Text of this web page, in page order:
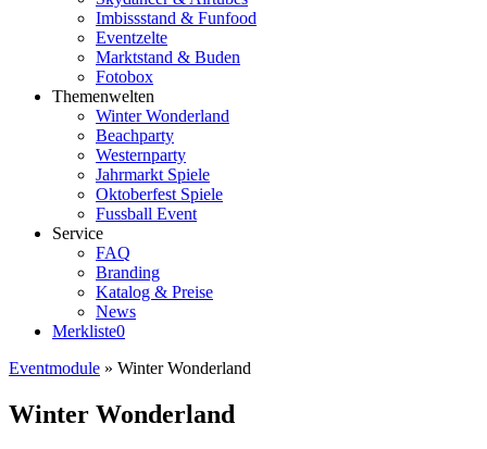
Imbissstand & Funfood
Eventzelte
Marktstand & Buden
Fotobox
Themenwelten
Winter Wonderland
Beachparty
Westernparty
Jahrmarkt Spiele
Oktoberfest Spiele
Fussball Event
Service
FAQ
Branding
Katalog & Preise
News
Merkliste0
Eventmodule » Winter Wonderland
Winter Wonderland